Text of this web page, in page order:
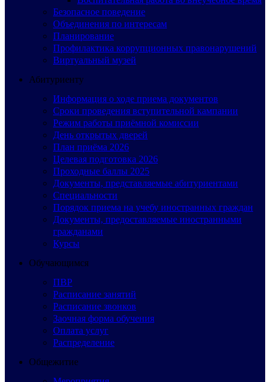
Безопасное поведение
Объединения по интересам
Планирование
Профилактика коррупционных правонарушений
Виртуальный музей
Абитуриенту
Информация о ходе приема документов
Сроки проведения вступительной кампании
Режим работы приёмной комиссии
День открытых дверей
План приёма 2026
Целевая подготовка 2026
Проходные баллы 2025
Документы, представляемые абитуриентами
Специальности
Порядок приема на учебу иностранных граждан
Документы, предоставляемые иностранными
гражданами
Курсы
Обучающимся
ПВР
Расписание занятий
Расписание звонков
Заочная форма обучения
Оплата услуг
Распределение
Общежитие